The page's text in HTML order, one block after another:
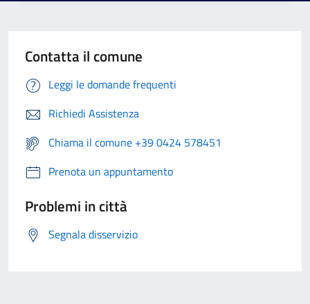
Contatta il comune
Leggi le domande frequenti
Richiedi Assistenza
Chiama il comune +39 0424 578451
Prenota un appuntamento
Problemi in città
Segnala disservizio